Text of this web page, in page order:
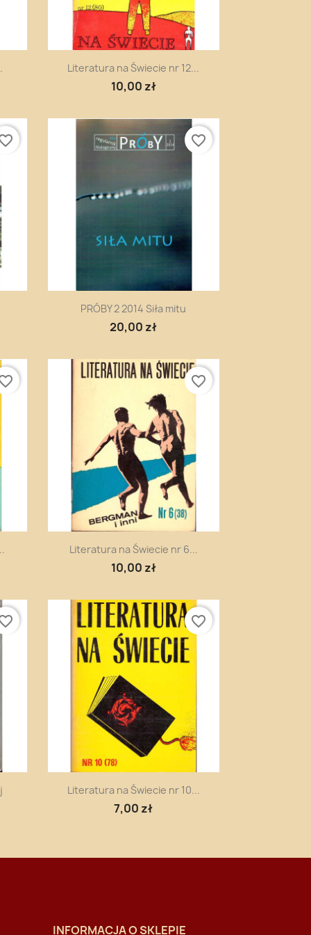
Szybki podgląd
Literatura na Świecie nr 12...
10,00 zł
Szybki podgląd
PRÓBY 2 2014 Siła mitu
20,00 zł
favorite_border
Szybki podgląd
Literatura na Świecie nr 6...
10,00 zł
favorite_border
Szybki podgląd
Literatura na Świecie nr 10...
7,00 zł
favorite_border
INFORMACJA O SKLEPIE